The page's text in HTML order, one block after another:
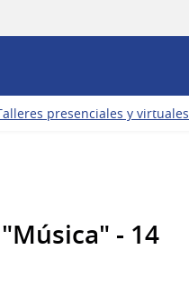
presenciales y virtuales
- 14